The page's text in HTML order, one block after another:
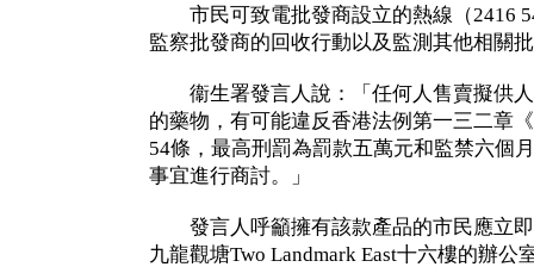
市民可致電批發商設立的熱線（2416
監察批發商的回收行動以及監測其他相關
衞生署發言人說：「任何人售賣擬供人
的藥物，有可能違反香港法例第一三二章
54條，最高刑罰為罰款五萬元和監禁六個
事宜進行商討。」
發言人呼籲擁有該款產品的市民應立即
九龍觀塘Two Landmark East十六樓的辦公